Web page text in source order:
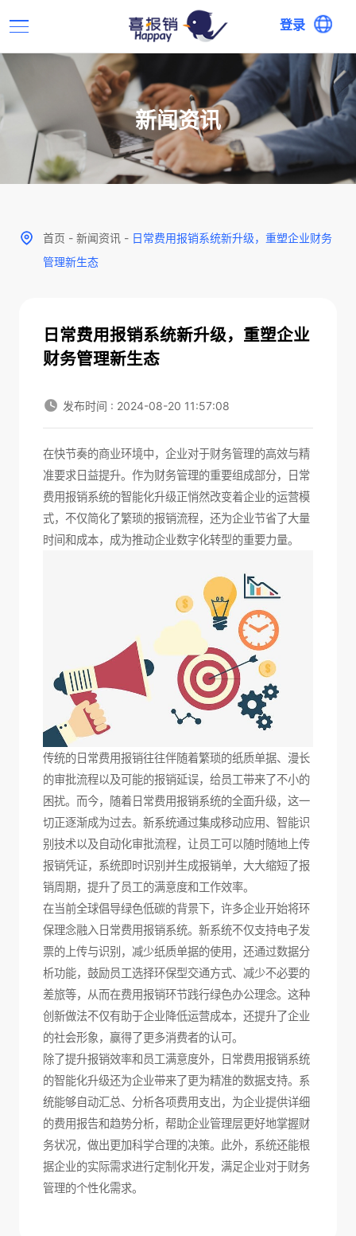
登录
新闻资讯
首页 - 新闻资讯 - 日常费用报销系统新升级，重塑企业财务
管理新生态
日常费用报销系统新升级，重塑企业
财务管理新生态
发布时间 : 2024-08-20 11:57:08
在快节奏的商业环境中，企业对于财务管理的高效与精
准要求日益提升。作为财务管理的重要组成部分，
日常
费用报销系统的智能化升级正悄然改变着企业的运营模
式，不仅简化了繁琐的报销流程，还为企业节省了大量
时间和成本，成为推动企业数字化转型的重要力量。
传统的日常费用报销往往伴随着繁琐的纸质单据、漫长
的审批流程以及可能的报销延误，给员工带来了不小的
困扰。而今，随着日常费用报销系统的全面升级，这一
切正逐渐成为过去。新系统通过集成移动应用、智能识
别技术以及自动化审批流程，让员工可以随时随地上传
报销凭证，系统即时识别并生成报销单，大大缩短了报
销周期，提升了员工的满意度和工作效率。
在当前全球倡导绿色低碳的背景下，许多企业开始将环
保理念融入日常费用报销系统。新系统不仅支持电子发
票的上传与识别，减少纸质单据的使用，还通过数据分
析功能，鼓励员工选择环保型交通方式、减少不必要的
差旅等，从而在费用报销环节践行绿色办公理念。这种
创新做法不仅有助于企业降低运营成本，还提升了企业
的社会形象，赢得了更多消费者的认可。
除了提升报销效率和员工满意度外，日常费用报销系统
的智能化升级还为企业带来了更为精准的数据支持。系
统能够自动汇总、分析各项费用支出，为企业提供详细
的费用报告和趋势分析，帮助企业管理层更好地掌握财
务状况，做出更加科学合理的决策。此外，系统还能根
据企业的实际需求进行定制化开发，满足企业对于财务
管理的个性化需求。